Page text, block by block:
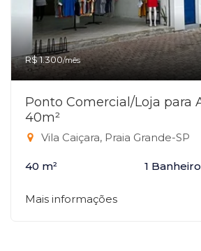
R$ 1.300/mês
Ponto Comercial/Loja para
40m²
Vila Caiçara, Praia Grande-SP
40 m² 1 Banheiro
Mais informações